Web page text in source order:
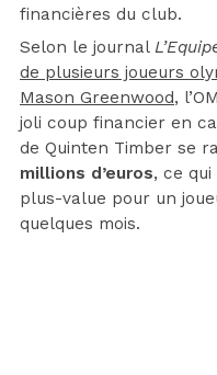
financières du club.
Selon le journal
de plusieurs joueurs
Mason Greenwood,
joli coup financier en
de Quinten Timber se
millions d’euros, ce
plus-value pour un
quelques mois.